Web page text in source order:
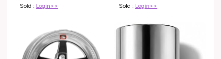
Sold : Login>>
Sold : Login>>